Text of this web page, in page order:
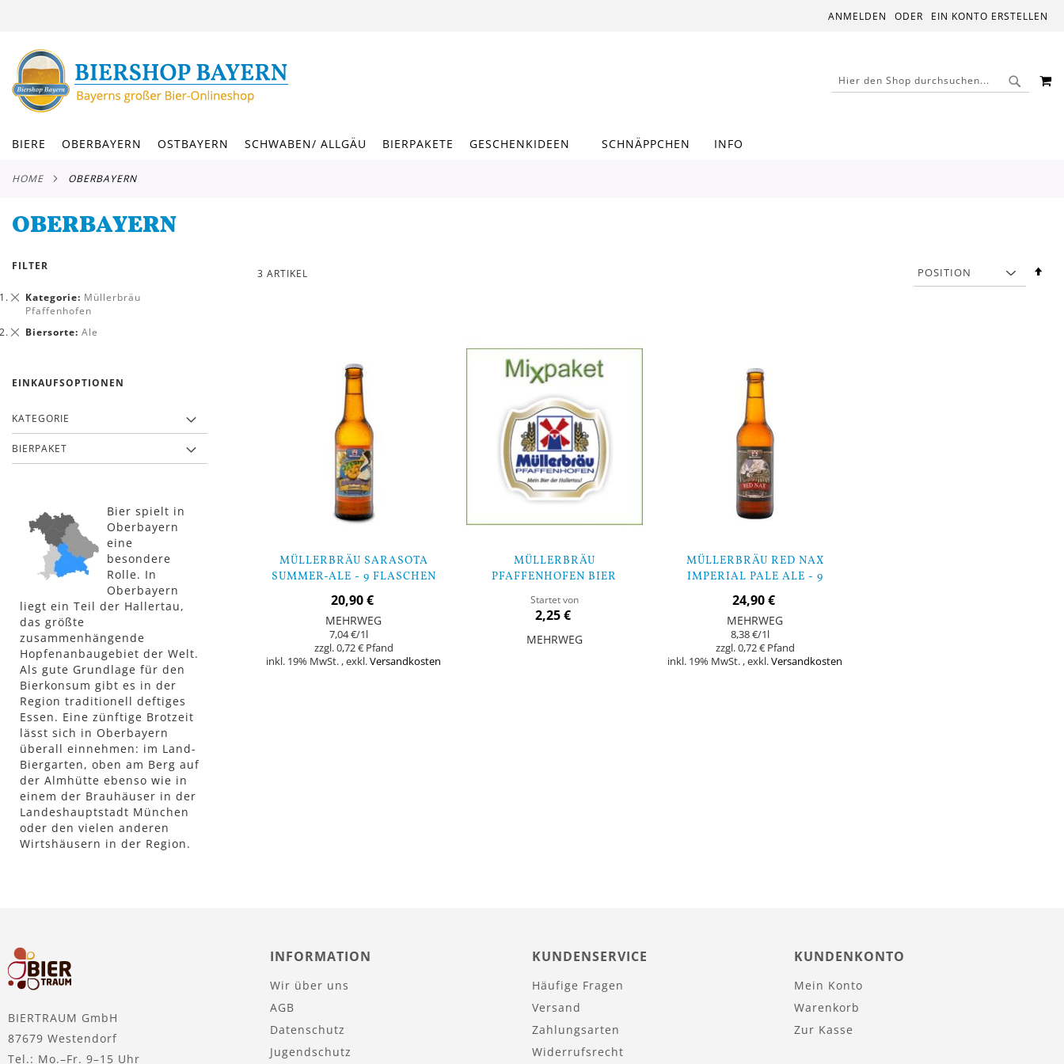
INHALT
ANMELDEN EIN KONTO ERSTELLEN
SUCHE
BIERE OBERBAYERN OSTBAYERN SCHWABEN/ ALLGÄU BIERPAKETE GESCHENKIDEEN SCHNÄPPCHEN INFO
HOME OBERBAYERN
OBERBAYERN
3 ARTIKEL
MÜLLERBRÄU SARASOTA
SUMMER-ALE - 9 FLASCHEN
20,90 €
MEHRWEG
7,04 €/1l
0,72 €
inkl. 19% MwSt.,exkl.Versandkosten
MÜLLERBRÄU
PFAFFENHOFEN BIER
MIXPAKET
Startet von
2,25 €
MEHRWEG
MÜLLERBRÄU RED NAX
IMPERIAL PALE ALE - 9
FLASCHEN
24,90 €
MEHRWEG
8,38 €/1l
0,72 €
inkl. 19% MwSt.,exkl.Versandkosten
FILTER
Kategorie Müllerbräu
Pfaffenhofen
Dies
entfernen
Biersorte Ale
Dies
EINKAUFSOPTIONEN
KATEGORIE
BIERPAKET
Bier spielt in
Oberbayern
eine
besondere
Rolle. In
Oberbayern
liegt ein Teil der Hallertau,
das größte
zusammenhängende
Hopfenanbaugebiet der Welt.
Als gute Grundlage für den
Bierkonsum gibt es in der
Region traditionell deftiges
Essen. Eine zünftige Brotzeit
lässt sich in Oberbayern
überall einnehmen: im Land-
Biergarten, oben am Berg auf
der Almhütte ebenso wie in
einem der Brauhäuser in der
Landeshauptstadt München
oder den vielen anderen
Wirtshäusern in der Region.
BIERTRAUM GmbH
87679 Westendorf
Tel.: Mo.–Fr. 9–15 Uhr
INFORMATION
Wir über uns
AGB
Datenschutz
Jugendschutz
KUNDENSERVICE
Häufige Fragen
Versand
Zahlungsarten
Widerrufsrecht
KUNDENKONTO
Mein Konto
Warenkorb
Zur Kasse